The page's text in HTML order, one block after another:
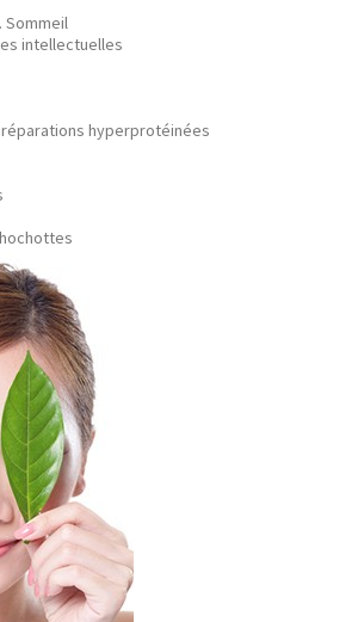
Sommeil
intellectuelles
hyperprotéinées